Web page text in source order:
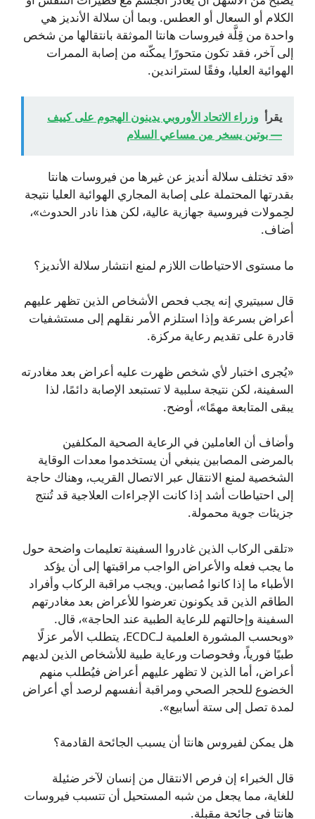
الكلام أو السعال أو العطس. وبما أن سلالة الأنديز هي
واحدة من قِلَّة فيروسات هانتا الموثقة بانتقالها من شخص
إلى آخر، فقد تكون متحورًا يمكّنه من إصابة الممرات
الهوائية العليا، وفقًا لستراندين.
يقرأ وزراء الاتحاد الأوروبي يدينون الهجوم على كييف
— بوتين يسخر من مساعي السلام
«قد تختلف سلالة أنديز عن غيرها من فيروسات هانتا
بقدرتها المحتملة على إصابة المجاري الهوائية العليا نتيجة
لحِمولات فيروسية جهازية عالية، لكن هذا نادر الحدوث»،
أضاف.
ما مستوى الاحتياطات اللازم لمنع انتشار سلالة الأنديز؟
قال سبيتيري إنه يجب فحص الأشخاص الذين تظهر عليهم
أعراض بسرعة وإذا استلزم الأمر نقلهم إلى مستشفيات
قادرة على تقديم رعاية مركزة.
«يُجرى اختبار لأي شخص ظهرت عليه أعراض بعد مغادرته
السفينة، لكن نتيجة سلبية لا تستبعد الإصابة دائمًا، لذا
يبقى المتابعة مهمًا»، أوضح.
وأضاف أن العاملين في الرعاية الصحية المكلفين
بالمرضى المصابين ينبغي أن يستخدموا معدات الوقاية
الشخصية لمنع الانتقال عبر الاتصال القريب، وهناك حاجة
إلى احتياطات أشد إذا كانت الإجراءات العلاجية قد تُنتج
جزيئات جوية محمولة.
«تلقى الركاب الذين غادروا السفينة تعليمات واضحة حول
ما يجب فعله والأعراض الواجب مراقبتها إلى أن يؤكد
الأطباء ما إذا كانوا مُصابين. ويجب مراقبة الركاب وأفراد
الطاقم الذين قد يكونون تعرضوا للأعراض بعد مغادرتهم
السفينة وإحالتهم للرعاية الطبية عند الحاجة»، قال.
«وبحسب المشورة العلمية لـECDC، يتطلب الأمر عزلًا
طبيًا فورياً، وفحوصات ورعاية طبية للأشخاص الذين لديهم
أعراض، أما الذين لا تظهر عليهم أعراض فيُطلب منهم
الخضوع للحجر الصحي ومراقبة أنفسهم لرصد أي أعراض
لمدة تصل إلى ستة أسابيع».
هل يمكن لفيروس هانتا أن يسبب الجائحة القادمة؟
قال الخبراء إن فرص الانتقال من إنسان لآخر ضئيلة
للغاية، مما يجعل من شبه المستحيل أن تتسبب فيروسات
هانتا في جائحة مقبلة.